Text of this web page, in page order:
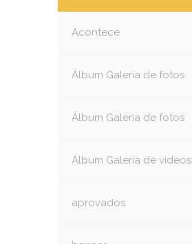
Acontece
Álbum Galeria de fotos
Álbum Galeria de fotos
Álbum Galeria de vídeos
aprovados